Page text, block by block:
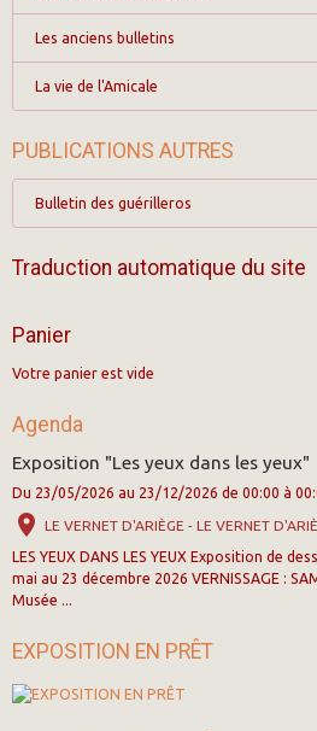
Les anciens bulletins
La vie de l'Amicale
PUBLICATIONS AUTRES
Bulletin des guérilleros
Traduction automatique du site
Panier
Votre panier est vide
Agenda
Exposition "Les yeux dans les yeux"
Du 23/05/2026 au 23/12/2026 de 00:00 à
LE VERNET D'ARIÈGE - LE VERNET
LES YEUX DANS LES YEUX Exposition de
mai au 23 décembre 2026 VERNISSAGE :
Musée ...
EXPOSITION EN PRÊT